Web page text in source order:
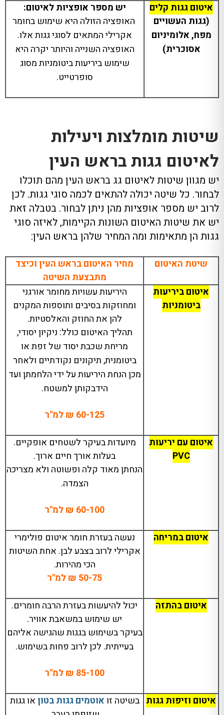
איטום גגות קלים
(גגות העשויים
מפח,אלומיניום
אסוכרית)
יש מספר אופציות לאיטום:
האופציה הזולה היא שימוש בחומר
אקרילי המתאים לסוגי גגות אלו.
האופציה השנייה והיותר יקרה היא
שימוש ביריעות ביטומניות מסוג
סופרטייט.
שיטות מומלצות ויעילות
לאיטום גגות בראש העין
יש מגוון שיטות לאיטום גג בראש העין מהם תוכלו
לבחור. כל שיטה יכולה להתאים לכמה סוגי גגות. לכן
לרוב יש מספר אופציות מהן ניתן לבחור. בטבלה זאת
יש את שיטות האיטום השונות הקיימות,לאיזה סוגי
גגות הן מתאימות ומה המחיר שלהן בראש העין:
שיטת האיטום
מחיר האיטום בראש העין וכיצד
מתבצעת השיטה
איטום ביריעות
ביטומניות
היריעות עשויות מחומר אורגני
ומחוזקות בסיבים ותוספות המקנים
להן את החוזק והאלסטיות.
תהליך האיטום כולל: ניקיון יסודי,
מריחת שכבת יסוד של זפת או
ביטומנית,תיקונים נקודתיים ולאחר
מכן הנחת היריעות על ידי הלחמתן ועד
הידבקותן למשטח.
60-125 ₪ למ"ר
איטום עם יריעות
PVC
מיועדות בעיקר לשטחים אופקיים.
בעלות אורך חיים ארוך.
הנחתן מאוד קלה ופשוטה ולא מצריכה
הצמדה.
60-100 ₪ למ"ר
איטום במריחה
נעשה בעזרת חומר איטום פולימרי
אקרילי לרוב בצבע לבן. אחת השיטות
הכי מהירות.
50-75 ₪ למ"ר
איטום בהתזה יכול להיעשות בעזרת הרבה חומרים.
יש שימוש במשאבת אוויר.
בעיקר בשימוש בגגות שהגישה אליהם
בעייתית. לכן לרוב פחות בשימוש.
85-100 ₪ למ"ר
איטום וזיפות גגות בשיטה זואוטמים גגות בטון או גגות